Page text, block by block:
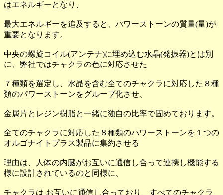
はエネルギーとなり、
最大エネルギーを追及すると、パワーストーンの質量(量)が
重要となります。
中央の螺旋コイル(アンテナ)に埋め込む水晶(発振器)とは別
に、弊社ではチャクラの色に対応させた
７種類を選定し、水晶を含む全てのチャクラに対応した８種
類のパワーストーンをグループ化させ、
金属片とレジン樹脂と一緒に独自の比率で固めております。
全てのチャクラに対応した８種類のパワーストーンを１つの
オルゴナイトプラス製品に集約させる
理由は、人体の内臓がお互いに通信し合って連携し機能する
様に設計されているのと同様に、
チャクラは お互いに通信し合っており、すべてのチャクラ